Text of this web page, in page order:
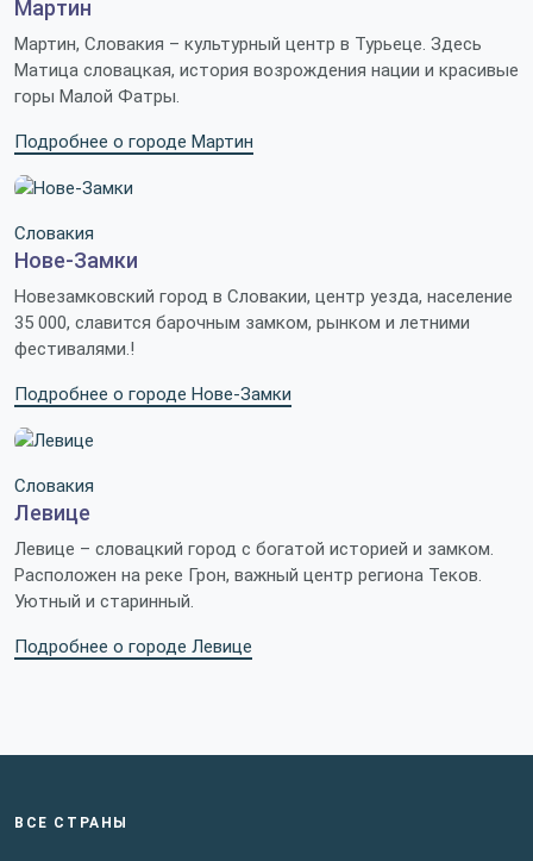
Мартин
Мартин, Словакия – культурный центр в Турьеце. Здесь
Матица словацкая, история возрождения нации и красивые
горы Малой Фатры.
Подробнее о городе Мартин
Словакия
Нове-Замки
Новезамковский город в Словакии, центр уезда, население
35 000, славится барочным замком, рынком и летними
фестивалями.!
Подробнее о городе Нове-Замки
Словакия
Левице
Левице – словацкий город с богатой историей и замком.
Расположен на реке Грон, важный центр региона Теков.
Уютный и старинный.
Подробнее о городе Левице
ВСЕ СТРАНЫ